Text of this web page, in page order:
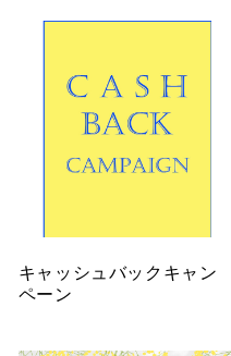
キャッシュバックキャン
ペーン